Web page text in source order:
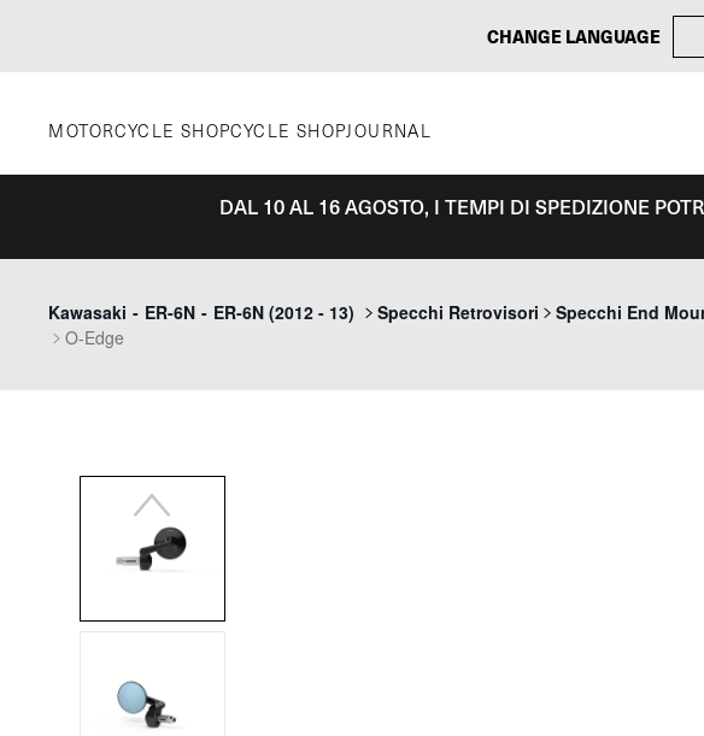
CHANGE LANGUAGE
MOTORCYCLE SHOPCYCLE SHOPJOURNAL
DAL 10 AL 16 AGOSTO, I TEMPI DI SPEDIZIONE
Kawasaki - ER-6N - ER-6N (2012 - 13) Specchi Retrovisori
Specchi End
O-Edge
Previous